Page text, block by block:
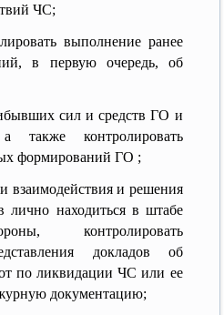
ЧС;
выполнение ранее
в первую очередь, об
сил и средств ГО и
контролировать
формирований ГО ;
и решения
лично находиться в штабе
контролировать
докладов об
по ликвидации ЧС или ее
документацию;